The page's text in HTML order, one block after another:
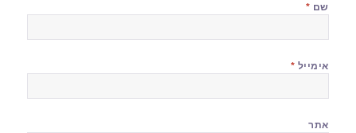
שם *
אימייל *
אתר